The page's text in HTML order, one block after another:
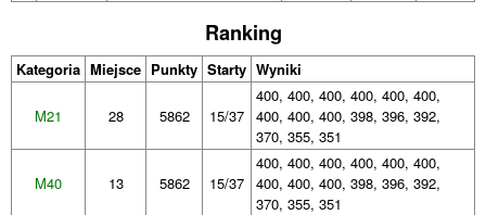
Ranking
Kategoria Miejsce Punkty Starty Wyniki
M21 28 5862 15/37
400, 400, 400, 400, 400, 400,
400, 400, 400, 398, 396, 392,
370, 355, 351
M40 13 5862 15/37
400, 400, 400, 400, 400, 400,
400, 400, 400, 398, 396, 392,
370, 355, 351